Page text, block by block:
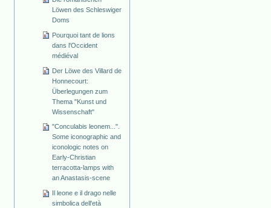
Löwen des Schleswiger
Doms
Pourquoi tant de lions
dans l'Occident
médiéval
Der Löwe des Villard de
Honnecourt:
Überlegungen zum
Thema "Kunst und
Wissenschaft"
"Conculabis leonem...".
Some iconographic and
iconologic notes on
Early-Christian
terracotta-lamps with
an Anastasis-scene
Il leone e il drago nelle
simbolica dell'età